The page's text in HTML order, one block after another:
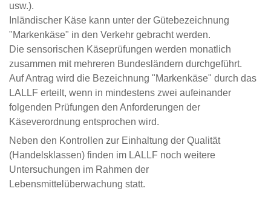
usw.).
Inländischer Käse kann unter der Gütebezeichnung
"Markenkäse" in den Verkehr gebracht werden.
Die sensorischen Käseprüfungen werden monatlich
zusammen mit mehreren Bundesländern durchgeführt.
Auf Antrag wird die Bezeichnung "Markenkäse" durch das
LALLF erteilt, wenn in mindestens zwei aufeinander
folgenden Prüfungen den Anforderungen der
Käseverordnung entsprochen wird.
Neben den Kontrollen zur Einhaltung der Qualität
(Handelsklassen) finden im LALLF noch weitere
Untersuchungen im Rahmen der
Lebensmittelüberwachung statt.